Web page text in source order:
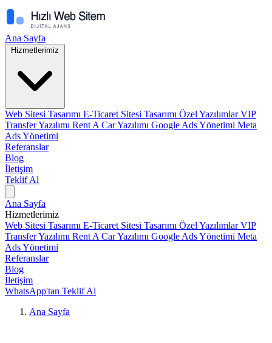
Ana Sayfa
Hizmetlerimiz
Web Sitesi Tasarımı E-Ticaret Sitesi Tasarımı Özel YazılımlarVIP
Transfer Yazılımı Rent A Car Yazılımı Google Ads Yönetimi Meta
Ads Yönetimi
Referanslar
Blog
İletişim
Teklif Al
Ana Sayfa
Hizmetlerimiz
Web Sitesi Tasarımı E-Ticaret Sitesi Tasarımı Özel YazılımlarVIP
Transfer Yazılımı Rent A Car Yazılımı Google Ads Yönetimi Meta
Ads Yönetimi
Referanslar
Blog
İletişim
WhatsApp'tan Teklif Al
Ana Sayfa